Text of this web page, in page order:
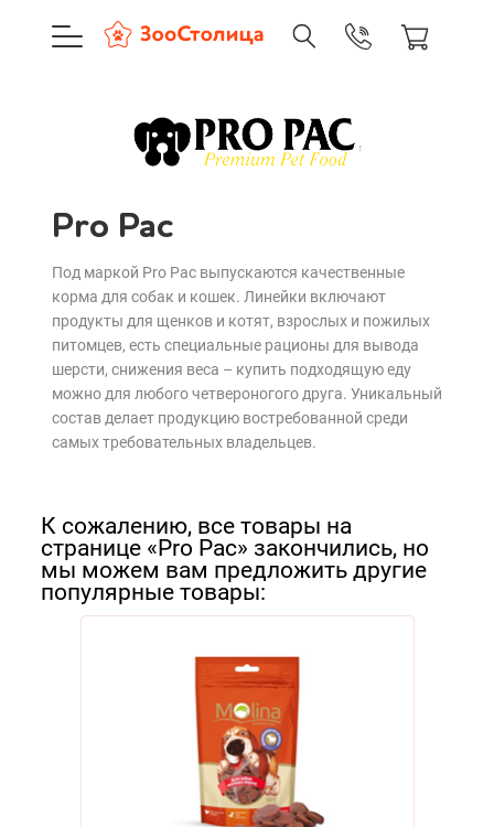
Pro Pac
Под маркой Pro Pac выпускаются качественные
корма для собак и кошек. Линейки включают
продукты для щенков и котят, взрослых и пожилых
питомцев, есть специальные рационы для вывода
шерсти, снижения веса – купить подходящую еду
можно для любого четвероногого друга. Уникальный
состав делает продукцию востребованной среди
самых требовательных владельцев.
К сожалению, все товары на
странице «Pro Pac» закончились, но
мы можем вам предложить другие
популярные товары:
Сортировать:
По нашему
Cначала дешевые
Cначала дорогие
Новинки
А - Я
Фильтры
Доставка только по Москве
Каталог товаров
О компании
Доставка и оплата